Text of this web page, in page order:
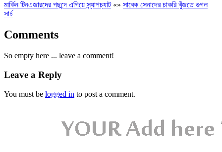
মার্কিন টিনএজারদের পছন্দে এগিয়ে স্ন্যাপচ্যাট«» সাবেক সেনাদের চাকরি খুঁজতে গুগল
সার্চ
Comments
So empty here ... leave a comment!
Leave a Reply
You must be logged in to post a comment.